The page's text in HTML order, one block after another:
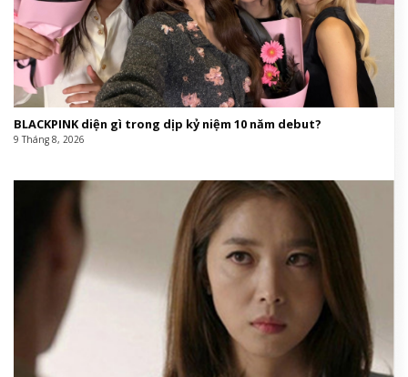
BLACKPINK diện gì trong dịp kỷ niệm 10 năm debut?
9 Tháng 8, 2026